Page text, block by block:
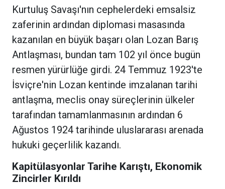
Kurtuluş Savaşı'nın cephelerdeki emsalsiz
zaferinin ardından diplomasi masasında
kazanılan en büyük başarı olan Lozan Barış
Antlaşması, bundan tam 102 yıl önce bugün
resmen yürürlüğe girdi. 24 Temmuz 1923'te
İsviçre'nin Lozan kentinde imzalanan tarihi
antlaşma, meclis onay süreçlerinin ülkeler
tarafından tamamlanmasının ardından 6
Ağustos 1924 tarihinde uluslararası arenada
hukuki geçerlilik kazandı.
Kapitülasyonlar Tarihe Karıştı, Ekonomik
Zincirler Kırıldı